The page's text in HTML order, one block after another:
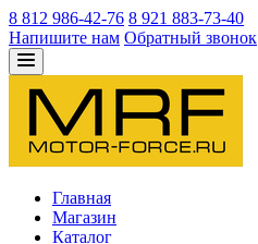
8 812 986-42-76 8 921 883-73-40
Напишите нам Обратный звонок
Главная
Магазин
Каталог